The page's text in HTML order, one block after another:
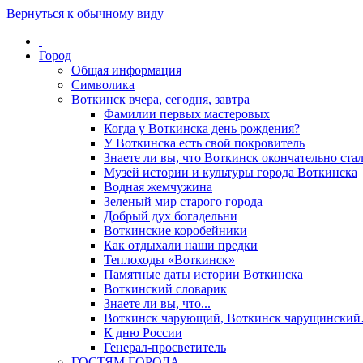
Вернуться к обычному виду
Город
Общая информация
Символика
Воткинск вчера, сегодня, завтра
Фамилии первых мастеровых
Когда у Воткинска день рождения?
У Воткинска есть свой покровитель
Знаете ли вы, что Воткинск окончательно
Музей истории и культуры города Воткинска
Водная жемчужина
Зеленый мир старого города
Добрый дух богадельни
Воткинские коробейники
Как отдыхали наши предки
Теплоходы «Воткинск»
Памятные даты истории Воткинска
Воткинский словарик
Знаете ли вы, что...
Воткинск чарующий, Воткинск
К дню России
Генерал-просветитель